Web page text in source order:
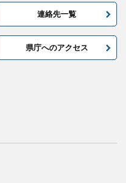
連絡先一覧
県庁へのアクセス